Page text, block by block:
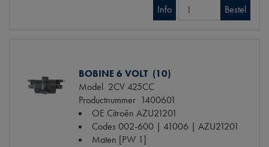
Info Bestel
BOBINE 6 VOLT (10)
Model 2CV 425CC
Productnummer 1400601
OE Citroën AZU21201
Codes 002-600 | 41006 | AZU21201
Maten [PW 1]